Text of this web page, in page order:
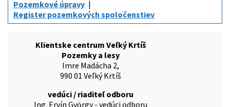
Pozemkové úpravy
Register pozemkových spoločenstiev
Klientske centrum Veľký Krtíš
Pozemky a lesy
Imre Madácha 2,
990 01 Veľký Krtíš
vedúci / riaditeľ odboru
Ing. Ervín György - vedúci odboru